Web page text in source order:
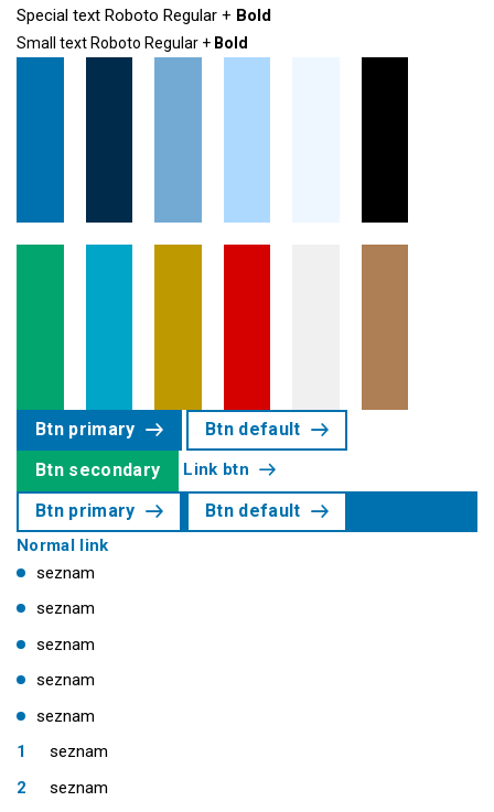
Special text Roboto Regular + Bold
Small text Roboto Regular + Bold
Btn primary
Btn default
Btn secondary
Link btn
Btn primary Btn default
Normal link
seznam
seznam
seznam
seznam
seznam
seznam
seznam